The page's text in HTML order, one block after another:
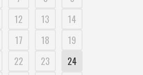
12 13
14
17 18
19
22 23
24